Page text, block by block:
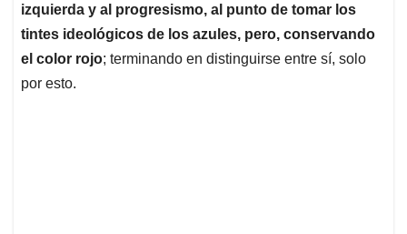
izquierda y al progresismo, al punto de tomar los
tintes ideológicos de los azules, pero, conservando
el color rojo; terminando en distinguirse entre sí, solo
por esto.